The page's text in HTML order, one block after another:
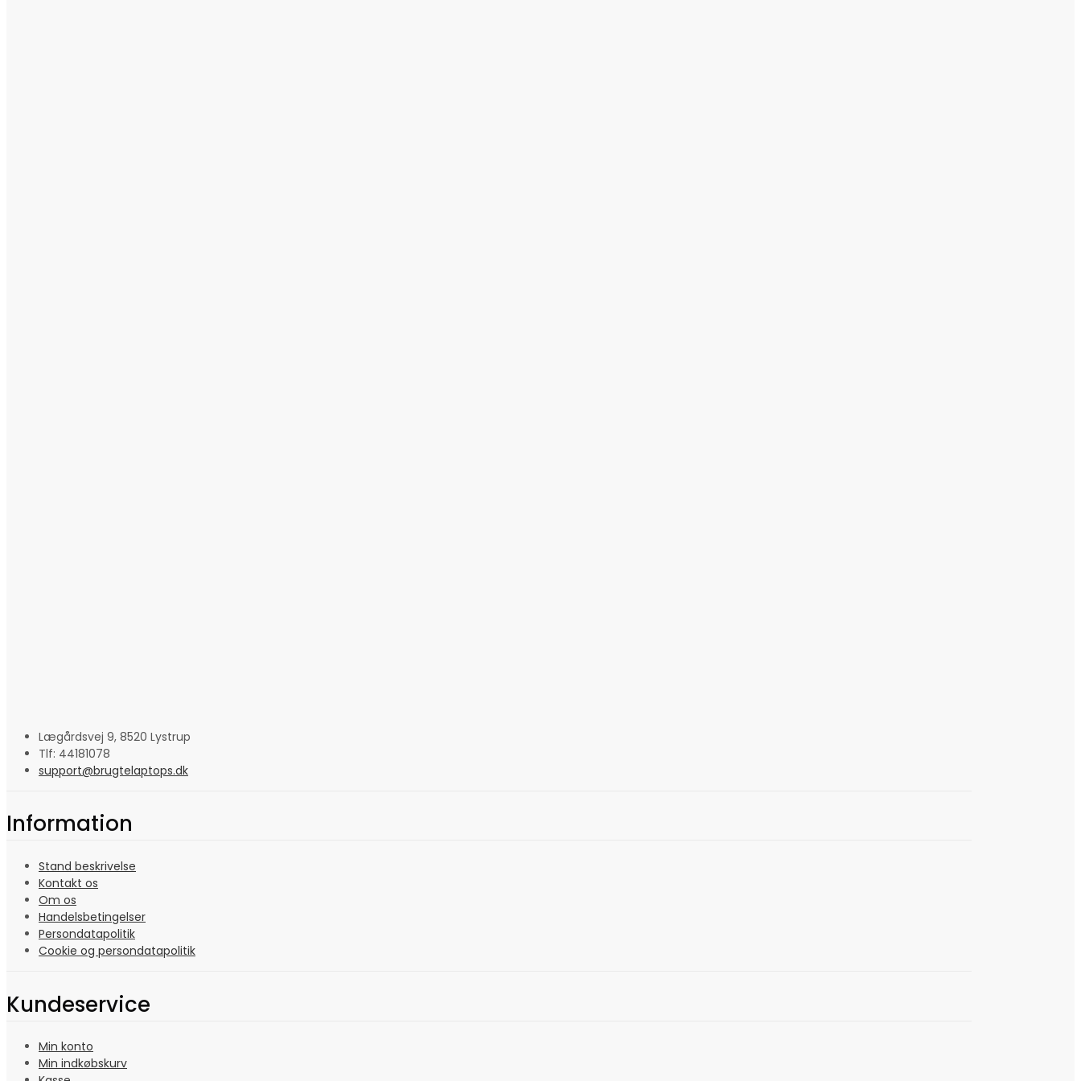
Lægårdsvej 9, 8520 Lystrup
Tlf: 44181078
support@brugtelaptops.dk
Information
Stand beskrivelse
Kontakt os
Om os
Handelsbetingelser
Persondatapolitik
Cookie og persondatapolitik
Kundeservice
Min konto
Min indkøbskurv